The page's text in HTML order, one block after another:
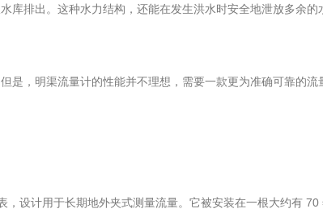
排出。这种水力结构，还能在发生洪水时安全地泄放多余
，明渠流量计的性能并不理想，需要一款更为准确可靠的
，设计用于长期地外夹式测量流量。它被安装在一根大约有